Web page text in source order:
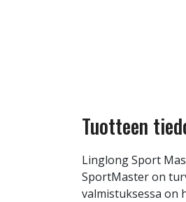
Tuotteen
Linglong Sport
SportMaster on
valmistuksessa on